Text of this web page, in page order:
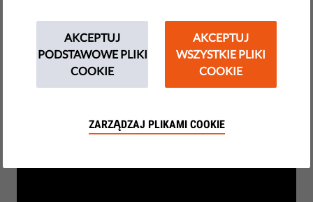
historia przeglądania i wiele innych, mogą być udostępniane
tysiącom firm. A wszystko to zajmuje mniej niż mrugnięcie
okiem.
AKCEPTUJ
PODSTAWOWE PLIKI
COOKIE
AKCEPTUJ
WSZYSTKIE PLIKI
COOKIE
ZARZĄDZAJ PLIKAMI COOKIE